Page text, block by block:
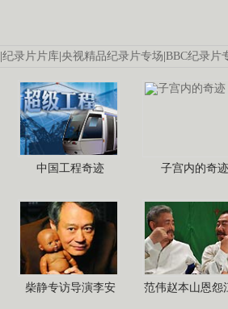
|纪录片片库|央视精品纪录片专场|BBC纪录片
中国工程奇迹 子宫内的奇迹
柴静专访导演李安 范伟赵本山恩怨